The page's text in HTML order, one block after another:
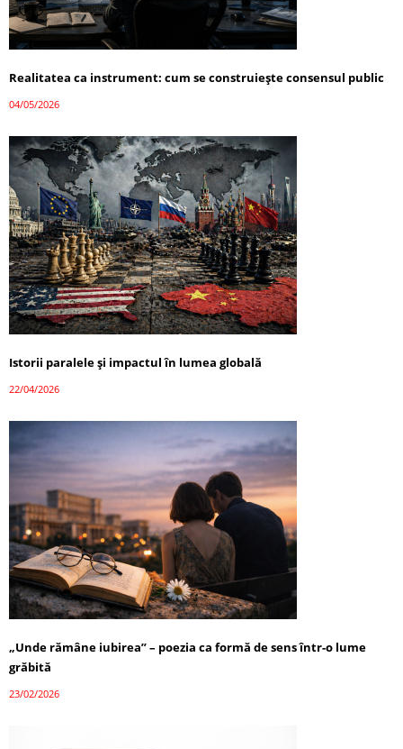
Realitatea ca instrument: cum se construiește consensul public
04/05/2026
Istorii paralele și impactul în lumea globală
22/04/2026
„Unde rămâne iubirea” – poezia ca formă de sens într-o lume
grăbită
23/02/2026